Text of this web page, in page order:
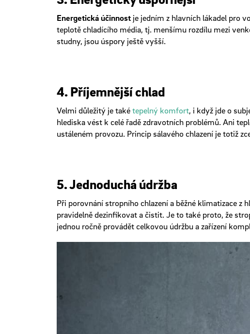
Energetická účinnostje jedním z hlavních lákadel pro
teplotě chladícího média, tj. menšímu rozdílu mezi
studny, jsou úspory ještě vyšší.
4. Příjemnější chlad
Velmi důležitý je takétepelný komfort, i když jde o
hlediska vést k celé řadě zdravotních problémů. Ani
ustáleném provozu. Princip sálavého chlazení je totiž
5. Jednoduchá údržba
Při porovnání stropního chlazení a běžné klimatizace z
pravidelně dezinfikovat a čistit. Je to také proto, že
jednou ročně provádět celkovou údržbu a zařízení